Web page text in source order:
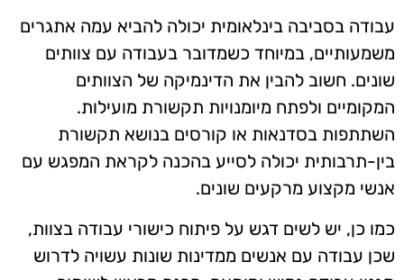
עבודה בסביבה בינלאומית יכולה להביא עמה אתגרים
משמעותיים, במיוחד כשמדובר בעבודה עם צוותים
שונים. חשוב להבין את הדינמיקה של הצוותים
המקומיים ולפתח מיומנויות תקשורת מועילות.
השתתפות בסדנאות או קורסים בנושא תקשורת
בין-תרבותית יכולה לסייע בהכנה לקראת המפגש עם
אנשי מקצוע מרקעים שונים.
כמו כן, יש לשים דגש על פיתוח כישורי עבודה בצוות,
שכן עבודה עם אנשים ממדינות שונות עשויה לדרוש